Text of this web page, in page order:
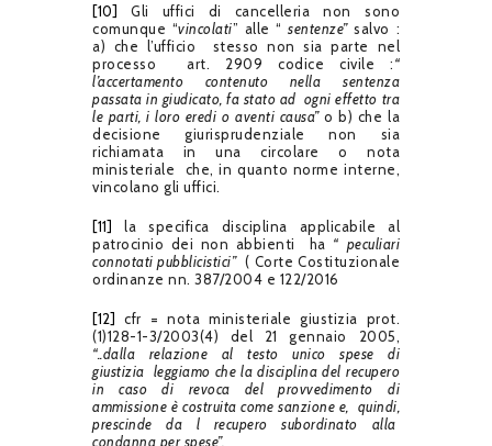
[10]
Gli uffici di cancelleria non sono
comunque “vincolati” alle “sentenze”salvo :
a) che l’ufficio stesso non sia parte nel
processo art. 2909 codice civile :“
l’accertamento contenuto nella sentenza
passata in giudicato, fa stato ad ogni effetto tra
le parti, i loro eredi o aventi causa”o b) che la
decisione giurisprudenziale non sia
richiamata in una circolare o nota
ministeriale che, in quanto norme interne,
vincolano gli uffici.
[11]
la specifica disciplina applicabile al
patrocinio dei non abbienti ha “ peculiari
connotati pubblicistici” ( Corte Costituzionale
ordinanze nn. 387/2004 e 122/2016
[12]
cfr = nota ministeriale giustizia prot.
(1)128-1-3/2003(4) del 21 gennaio 2005,
“..dalla relazione al testo unico spese di
giustizia leggiamo che la disciplina del recupero
in caso di revoca del provvedimento di
ammissione è costruita come sanzione e, quindi,
prescinde da l recupero subordinato alla
condanna per spese”.